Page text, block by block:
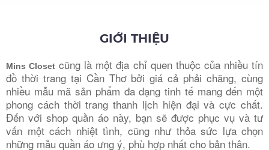
GIỚI THIỆU
Mins Closet cũng là một địa chỉ quen thuộc của nhiều tín
đồ thời trang tại Cần Thơ bởi giá cả phải chăng, cùng
nhiều mẫu mã sản phẩm đa dạng tinh tế mang đến một
phong cách thời trang thanh lịch hiện đại và cực chất.
Đến với shop quần áo này, bạn sẽ được phục vụ và tư
vấn một cách nhiệt tình, cũng như thỏa sức lựa chọn
những mẫu quần áo ưng ý, phù hợp nhất cho bản thân.